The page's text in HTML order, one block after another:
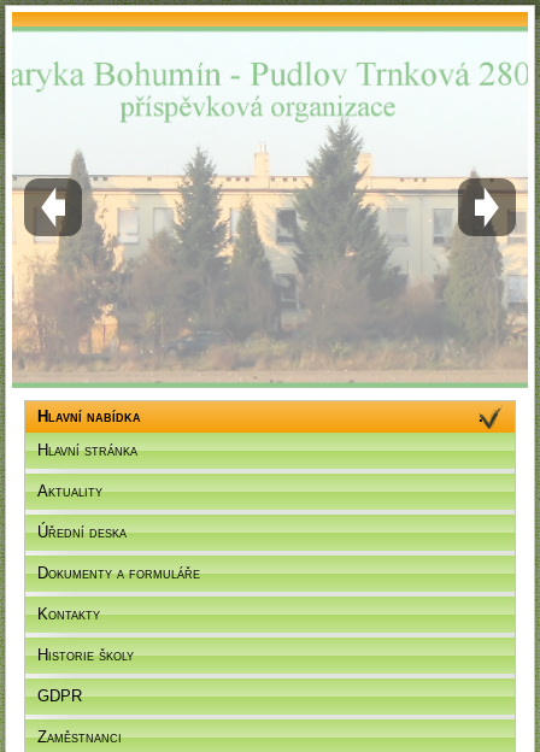
Hlavní nabídka
Hlavní stránka
Aktuality
Úřední deska
Dokumenty a formuláře
Kontakty
Historie školy
GDPR
Zaměstnanci